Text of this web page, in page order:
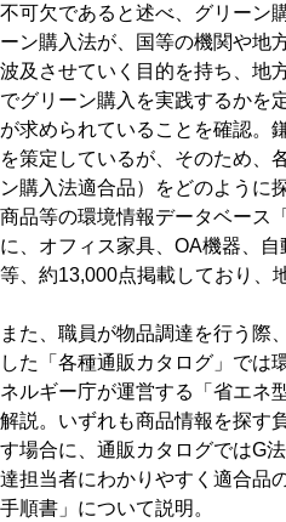
不可欠であると述べ、グリーン
ーン購入法が、国等の機関や地
波及させていく目的を持ち、地
でグリーン購入を実践するかを
が求められていることを確認。
を策定しているが、そのため、
ン購入法適合品）をどのように
商品等の環境情報データベース
に、オフィス家具、OA機器、
等、約13,000点掲載しており、
また、職員が物品調達を行う際
した「各種通販カタログ」では
ネルギー庁が運営する「省エネ
解説。いずれも商品情報を探す
す場合に、通販カタログではG
達担当者にわかりやすく適合品
手順書」について説明。